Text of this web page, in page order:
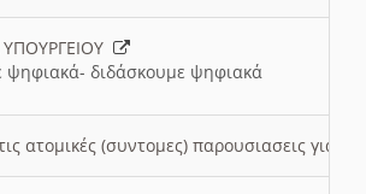
ψηφιακά- διδάσκουμε ψηφιακά
ατομικές (συντομες) παρουσιασεις για